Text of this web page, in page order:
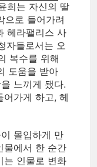
희는 자신의 딸
으로 들어가려
헤라팰리스 사
자들로서는 오
복수를 위해
도움을 받아
느끼게 됐다.
가게 하고, 헤
몰입하게 만
물에서 한 순간
는 인물로 변화